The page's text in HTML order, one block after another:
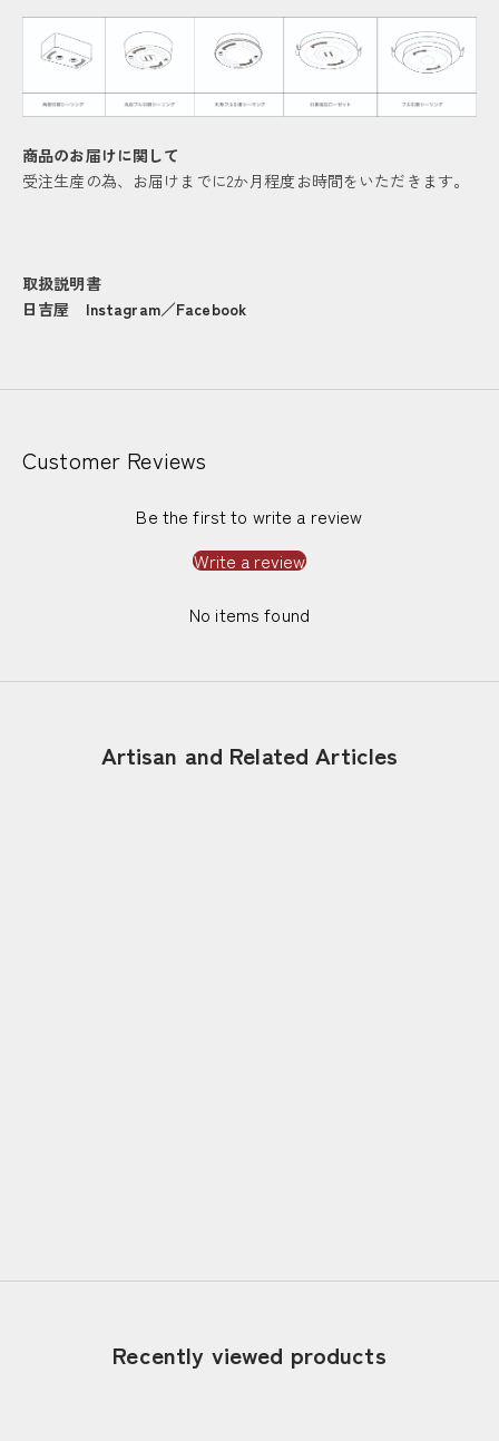
商品のお届けに関して
受注生産の為、お届けまでに2か月程度お時間をいただきます。
取扱説明書
日吉屋 Instagram／Facebook
Customer Reviews
Be the first to write a review
Write a review
No items found
Artisan and Related Articles
Recently viewed products